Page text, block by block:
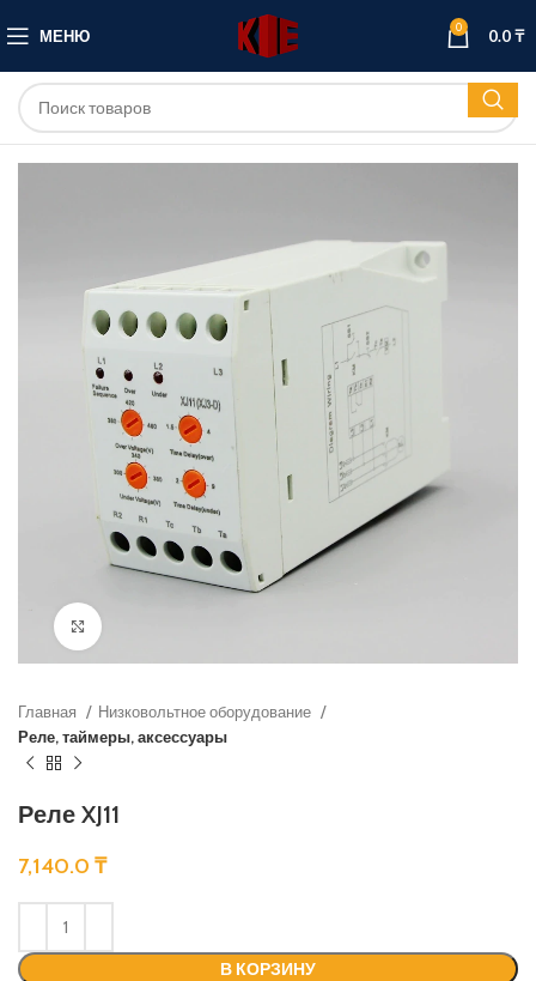
МЕНЮ 0 0.0₸
Главная
Низковольтное оборудование
Реле, таймеры, аксессуары
Реле XJ11
7,140.0 ₸
В КОРЗИНУ